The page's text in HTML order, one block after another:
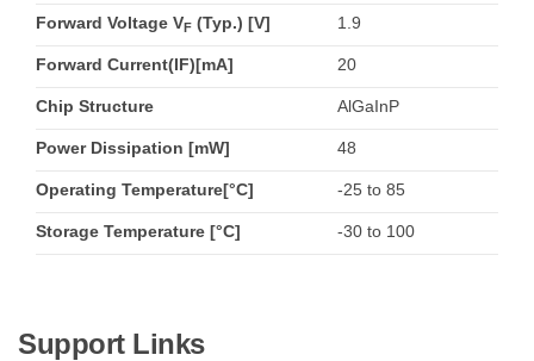
Forward Voltage VF (Typ.) [V] 1.9
Forward Current(IF)[mA] 20
Chip Structure AlGaInP
Power Dissipation [mW] 48
Operating Temperature[°C] -25 to 85
Storage Temperature [°C] -30 to 100
Support Links